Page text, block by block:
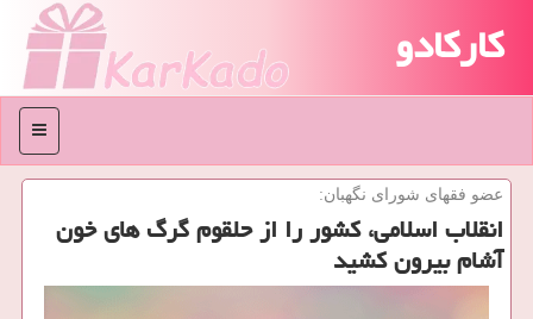
کارکادو
منو
عضو فقهای شورای نگهبان:
انقلاب اسلامی، كشور را از حلقوم گرگ های خون
آشام بیرون كشید